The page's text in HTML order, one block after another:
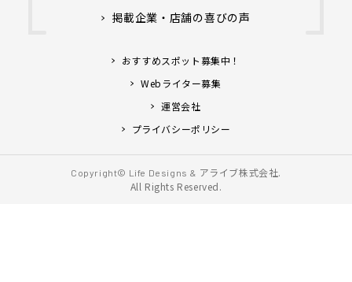
掲載企業・店舗の喜びの声
おすすめスポット募集中！
Webライター募集
運営会社
プライバシーポリシー
Copyright© Life Designs & アライブ株式会社.
All Rights Reserved.